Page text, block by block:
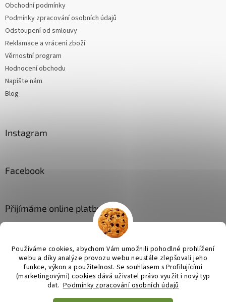
Používáme cookies, abychom Vám umožnili pohodlné prohlížení
webu a díky analýze provozu webu neustále zlepšovali jeho
funkce, výkon a použitelnost. Se souhlasem s Profilujícími
(marketingovými) cookies dává uživatel právo využít i nový typ
dat. Podmínky zpracování osobních údajů
Obchodní podmínky
Podmínky zpracování osobních údajů
Odstoupení od smlouvy
Reklamace a vrácení zboží
Věrnostní program
Hodnocení obchodu
Napište nám
Blog
Instagram
Facebook
Přijímáme online platby
Vytvořil Shoptet